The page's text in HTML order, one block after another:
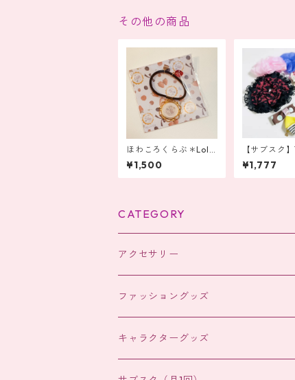
その他の商品
ほわころくらぶ＊Lolii
15thアニバーサリー ゴ
ージャスなヘアポニー
¥1,500
【サブスク
クセサリーが
定期便（お得
¥1,777
CATEGORY
アクセサリー
ヘアアクセサリー
ファッショングッズ
ヘアアクセサリー
キャラクターグッズ